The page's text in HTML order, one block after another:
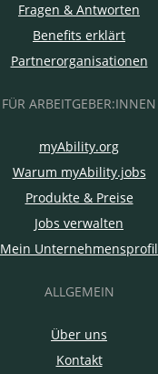
Fragen & Antworten
Benefits erklärt
Partnerorganisationen
FÜR ARBEITGEBER:INNEN
myAbility.org
Warum myAbility.jobs
Produkte & Preise
Jobs verwalten
Mein Unternehmensprofil
ALLGEMEIN
Über uns
Kontakt